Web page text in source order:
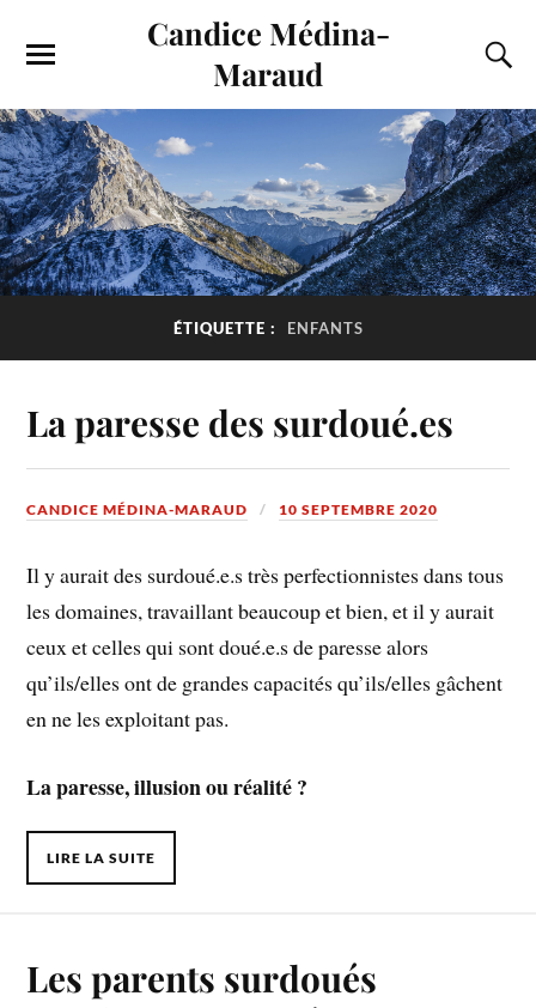
Candice Médina-
Maraud
ÉTIQUETTE : ENFANTS
La paresse des surdoué.es
CANDICE MÉDINA-MARAUD 10 SEPTEMBRE 2020
Il y aurait des surdoué.e.s très perfectionnistes dans tous
les domaines, travaillant beaucoup et bien, et il y aurait
ceux et celles qui sont doué.e.s de paresse alors
qu’ils/elles ont de grandes capacités qu’ils/elles gâchent
en ne les exploitant pas.
La paresse, illusion ou réalité ?
LIRE LA SUITE
Les parents surdoués